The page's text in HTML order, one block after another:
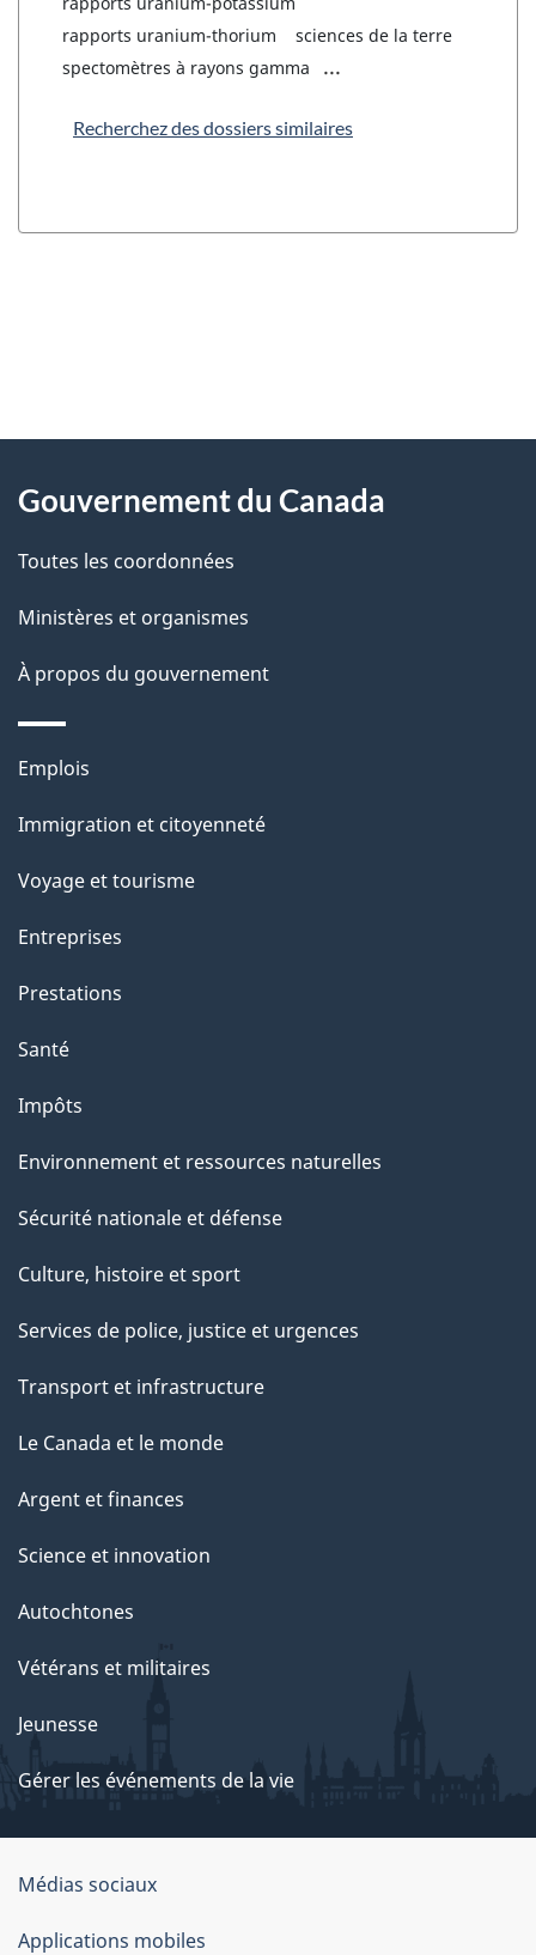
rapports uranium-thorium
sciences de la terre
spectomètres à rayons gamma
...
Recherchez des dossiers similaires
D
t
a
l
s
l
a
a
g
"
propos
ce
site
Gouvernement du Canada
Toutes les coordonnées
Ministères et organismes
À propos du gouvernement
Thèmes
sujets
Emplois
Immigration et citoyenneté
Voyage et tourisme
Entreprises
Prestations
Santé
Impôts
Environnement et ressources naturelles
Sécurité nationale et défense
Culture, histoire et sport
Services de police, justice et urgences
Transport et infrastructure
Le Canada et le monde
Argent et finances
Science et innovation
Autochtones
Vétérans et militaires
Jeunesse
Gérer les événements de la vie
Organisation
du
Médias sociaux
Applications mobiles